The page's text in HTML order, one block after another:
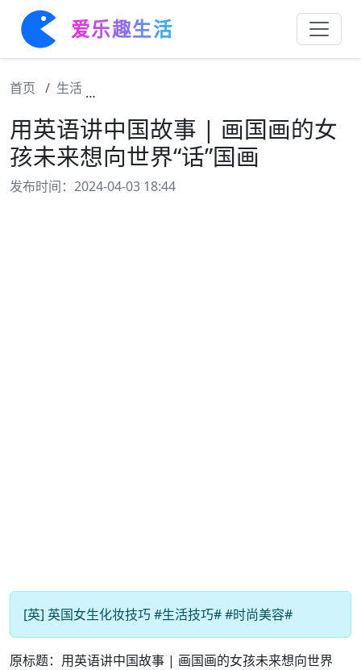
爱乐趣生活
首页 生活
用英语讲中国故事 | 画国画的女
孩未来想向世界“话”国画
发布时间：2024-04-03 18:44
[英] 英国女生化妆技巧 #生活技巧# #时尚美容#
原标题：用英语讲中国故事 | 画国画的女孩未来想向世界